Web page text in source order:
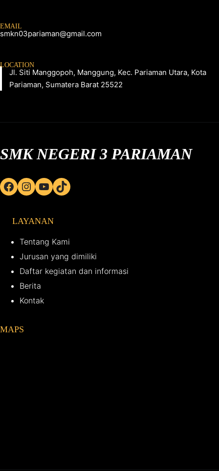
EMAIL
smkn03pariaman@gmail.com
LOCATION
Jl. Siti Manggopoh, Manggung, Kec. Pariaman Utara, Kota
Pariaman, Sumatera Barat 25522
SMK NEGERI 3 PARIAMAN
Facebook Instagram YouTube TikTok
LAYANAN
Tentang Kami
Jurusan yang dimiliki
Daftar kegiatan dan informasi
Berita
Kontak
MAPS